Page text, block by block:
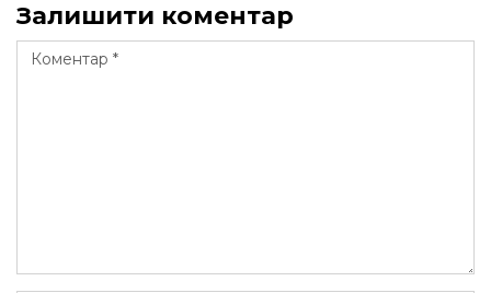
Залишити коментар